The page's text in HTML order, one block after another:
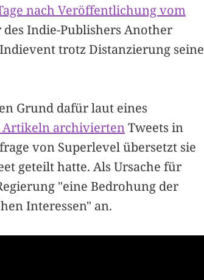
nach Veröffentlichung vom
Indie-Publishers Another
trotz Distanzierung seine
Grund dafür laut eines
Artikeln archiviertenTweets in
von Superlevel übersetzt sie
geteilt hatte. Als Ursache für
"eine Bedrohung der
Interessen" an.